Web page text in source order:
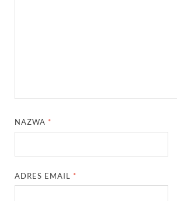
NAZWA *
ADRES EMAIL *